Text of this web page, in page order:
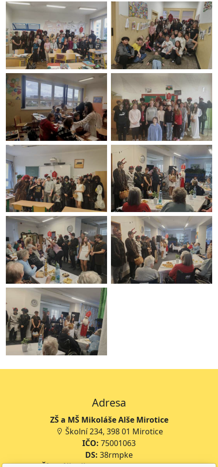
Adresa
ZŠ a MŠ Mikoláše Alše Mirotice
Školní 234, 398 01 Mirotice
IČO: 75001063
DS: 38rmpke